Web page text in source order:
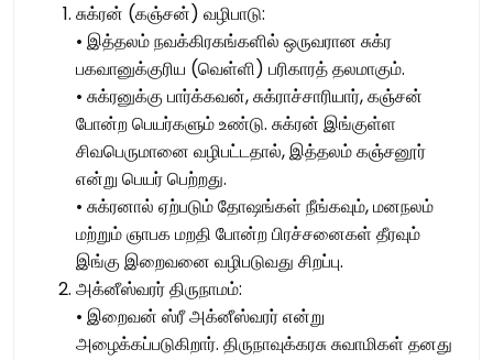
சுக்ரன் (கஞ்சன்) வழிபாடு:
• இத்தலம் நவக்கிரகங்களில் ஒருவரான சுக்ர
பகவானுக்குரிய (வெள்ளி) பரிகாரத் தலமாகும்.
• சுக்ரனுக்கு பார்க்கவன், சுக்ராச்சாரியார், கஞ்சன்
போன்ற பெயர்களும் உண்டு. சுக்ரன் இங்குள்ள
சிவபெருமானை வழிபட்டதால், இத்தலம் கஞ்சனூர்
என்று பெயர் பெற்றது.
• சுக்ரனால் ஏற்படும் தோஷங்கள் நீங்கவும், மனநலம்
மற்றும் ஞாபக மறதி போன்ற பிரச்சனைகள் தீரவும்
இங்கு இறைவனை வழிபடுவது சிறப்பு.
அக்னீஸ்வரர் திருநாமம்:
• இறைவன் ஸ்ரீ அக்னீஸ்வரர் என்று
அழைக்கப்படுகிறார். திருநாவுக்கரசு சுவாமிகள் தனது